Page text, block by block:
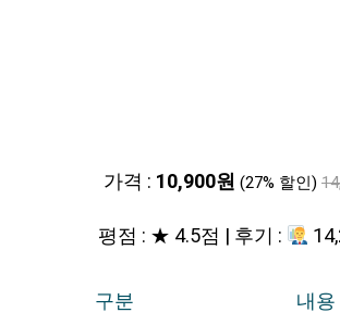
가격 : 10,900원 (27% 할인)
평점 : ★ 4.5점 | 후기 :
구분
내용